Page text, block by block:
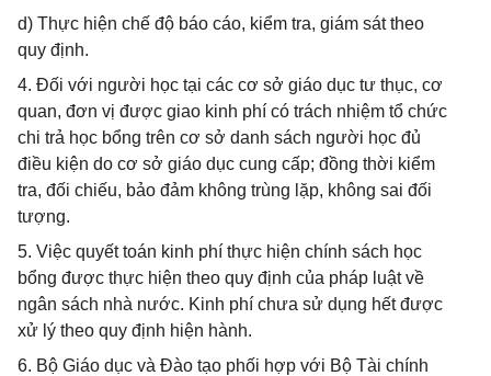
d) Thực hiện chế độ báo cáo, kiểm tra, giám sát theo
quy định.
4. Đối với người học tại các cơ sở giáo dục tư thục, cơ
quan, đơn vị được giao kinh phí có trách nhiệm tổ chức
chi trả học bổng trên cơ sở danh sách người học đủ
điều kiện do cơ sở giáo dục cung cấp; đồng thời kiểm
tra, đối chiếu, bảo đảm không trùng lặp, không sai đối
tượng.
5. Việc quyết toán kinh phí thực hiện chính sách học
bổng được thực hiện theo quy định của pháp luật về
ngân sách nhà nước. Kinh phí chưa sử dụng hết được
xử lý theo quy định hiện hành.
6. Bộ Giáo dục và Đào tạo phối hợp với Bộ Tài chính